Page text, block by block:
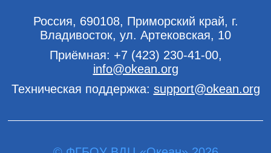
Россия, 690108, Приморский край, г.
Владивосток, ул. Артековская, 10
Приёмная: +7 (423) 230-41-00,
info@okean.org
Техническая поддержка: support@okean.org